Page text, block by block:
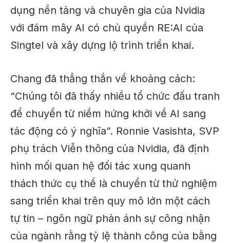
dụng nền tảng và chuyên gia của Nvidia
với đám mây AI có chủ quyền RE:AI của
Singtel và xây dựng lộ trình triển khai.
Chang đã thẳng thắn về khoảng cách:
“Chúng tôi đã thấy nhiều tổ chức đấu tranh
để chuyển từ niềm hứng khởi về AI sang
tác động có ý nghĩa”. Ronnie Vasishta, SVP
phụ trách Viễn thông của Nvidia, đã định
hình mối quan hệ đối tác xung quanh
thách thức cụ thể là chuyển từ thử nghiệm
sang triển khai trên quy mô lớn một cách
tự tin – ngôn ngữ phản ánh sự công nhận
của ngành rằng tỷ lệ thành công của bằng